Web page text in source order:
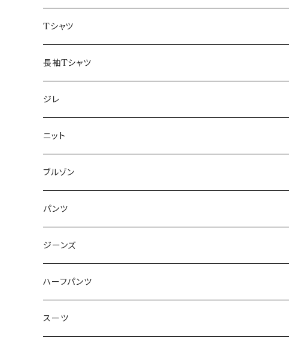
50/XL～
48/L
50/XL～
46/M
48/L
50/XL～
～44/S
46/M
48/L
50/XL～
Tシャツ
～44/S
46/M
48/L
50/XL～
長袖Tシャツ
～44/S
46/M
48/L
50/XL～
ジレ
～44/S
46/M
48/L
50/XL～
ニット
～44/S
46/M
48/L
50/XL～
ブルゾン
～44/S
46/M
48/L
50/XL～
パンツ
～44/S
46/M
48/L
ジーンズ
～44/S
46/M
ハーフパンツ
～44/S
スーツ